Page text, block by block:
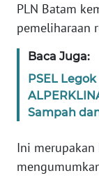
PLN Batam
pemeliharaan
Baca Juga:
PSEL
Sampah
Ini merupakan
TENTANG
PEDOMAN
MEDIA
SIBER
REDAKSI
KARIR